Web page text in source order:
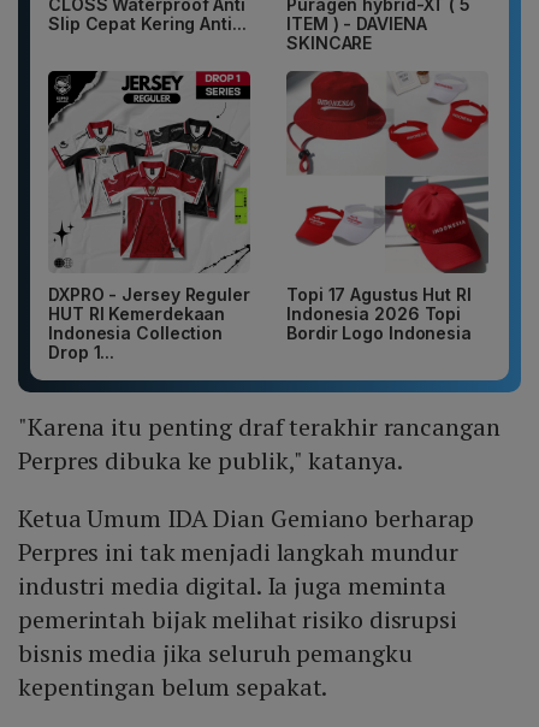
CLOSS Waterproof Anti
Slip Cepat Kering Anti...
Puragen hybrid-XT ( 5
ITEM ) - DAVIENA
SKINCARE
DXPRO - Jersey Reguler
HUT RI Kemerdekaan
Indonesia Collection
Drop 1...
Topi 17 Agustus Hut RI
Indonesia 2026 Topi
Bordir Logo Indonesia
"Karena itu penting draf terakhir rancangan
Perpres dibuka ke publik," katanya.
Ketua Umum IDA Dian Gemiano berharap
Perpres ini tak menjadi langkah mundur
industri media digital. Ia juga meminta
pemerintah bijak melihat risiko disrupsi
bisnis media jika seluruh pemangku
kepentingan belum sepakat.